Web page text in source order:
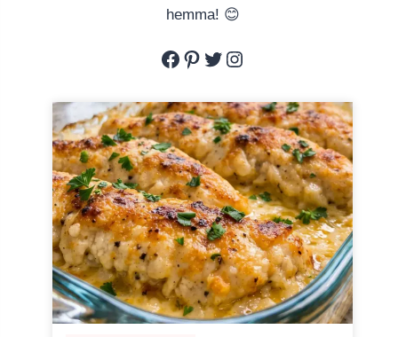
hemma! 😊
Facebook
Pinterest
Twitter
Instagram